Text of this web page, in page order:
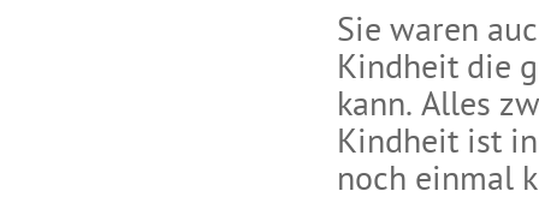
Sie waren
Kindheit die
kann. Alles
Kindheit ist
noch einmal